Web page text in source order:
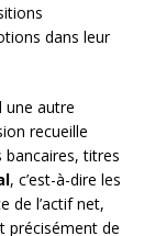
dans leur
une autre
recueille
titres
, c’est-à-dire les
de l’actif net,
précisément de